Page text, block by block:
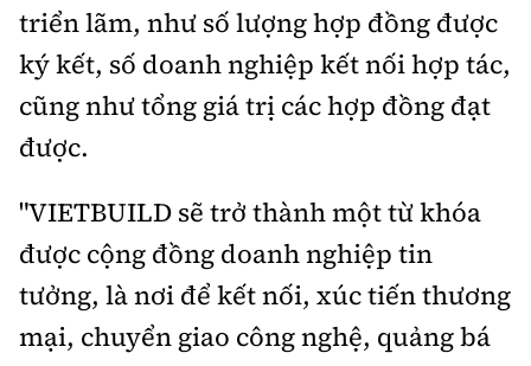
triển lãm, như số lượng hợp đồng được
ký kết, số doanh nghiệp kết nối hợp tác,
cũng như tổng giá trị các hợp đồng đạt
được.
"VIETBUILD sẽ trở thành một từ khóa
được cộng đồng doanh nghiệp tin
tưởng, là nơi để kết nối, xúc tiến thương
mại, chuyển giao công nghệ, quảng bá